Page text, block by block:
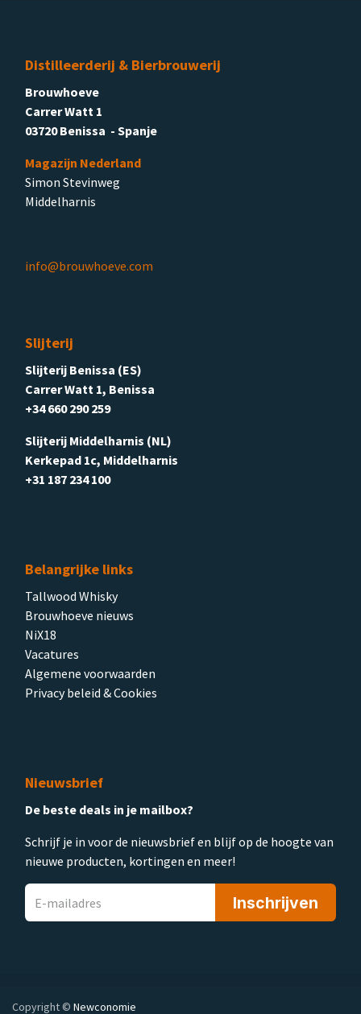
Distilleerderij & Bierbrouwerij
Brouwhoeve
Carrer Watt 1
03720 Benissa - Spanje
Magazijn Nederland
Simon Stevinweg
Middelharnis
info@brouwhoeve.com
Slijterij
Slijterij Benissa (ES)
Carrer Watt 1, Benissa
+34 660 290 259
Slijterij Middelharnis (NL)
Kerkepad 1c, Middelharnis
+31 187 234 100
Belangrijke links
Tallwood Whisky
Brouwhoeve nieuws
NiX18
Vacatures
Algemene voorwaarden
Privacy beleid & Cookies
Nieuwsbrief
De beste deals in je mailbox?
Schrijf je in voor de nieuwsbrief en blijf op de hoogte van
nieuwe producten, kortingen en meer!
Inschrijven
Copyright © Newconomie